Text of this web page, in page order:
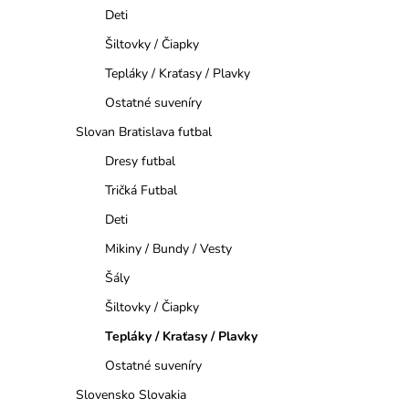
l
Deti
Šiltovky / Čiapky
Tepláky / Kraťasy / Plavky
Ostatné suveníry
Slovan Bratislava futbal
Dresy futbal
Tričká Futbal
Deti
Mikiny / Bundy / Vesty
Šály
Šiltovky / Čiapky
Tepláky / Kraťasy / Plavky
Ostatné suveníry
Slovensko Slovakia